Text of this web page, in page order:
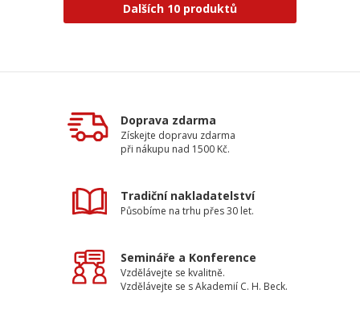
Dalších 10 produktů
Doprava zdarma
Získejte dopravu zdarma
při nákupu nad 1500 Kč.
Tradiční nakladatelství
Působíme na trhu přes 30 let.
Semináře a Konference
Vzdělávejte se kvalitně.
Vzdělávejte se s Akademií C. H. Beck.